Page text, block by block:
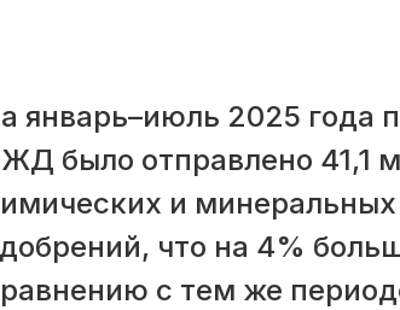
январь–июль 2025 года
было отправлено 41,1
и минеральных
что на 4%
с тем же